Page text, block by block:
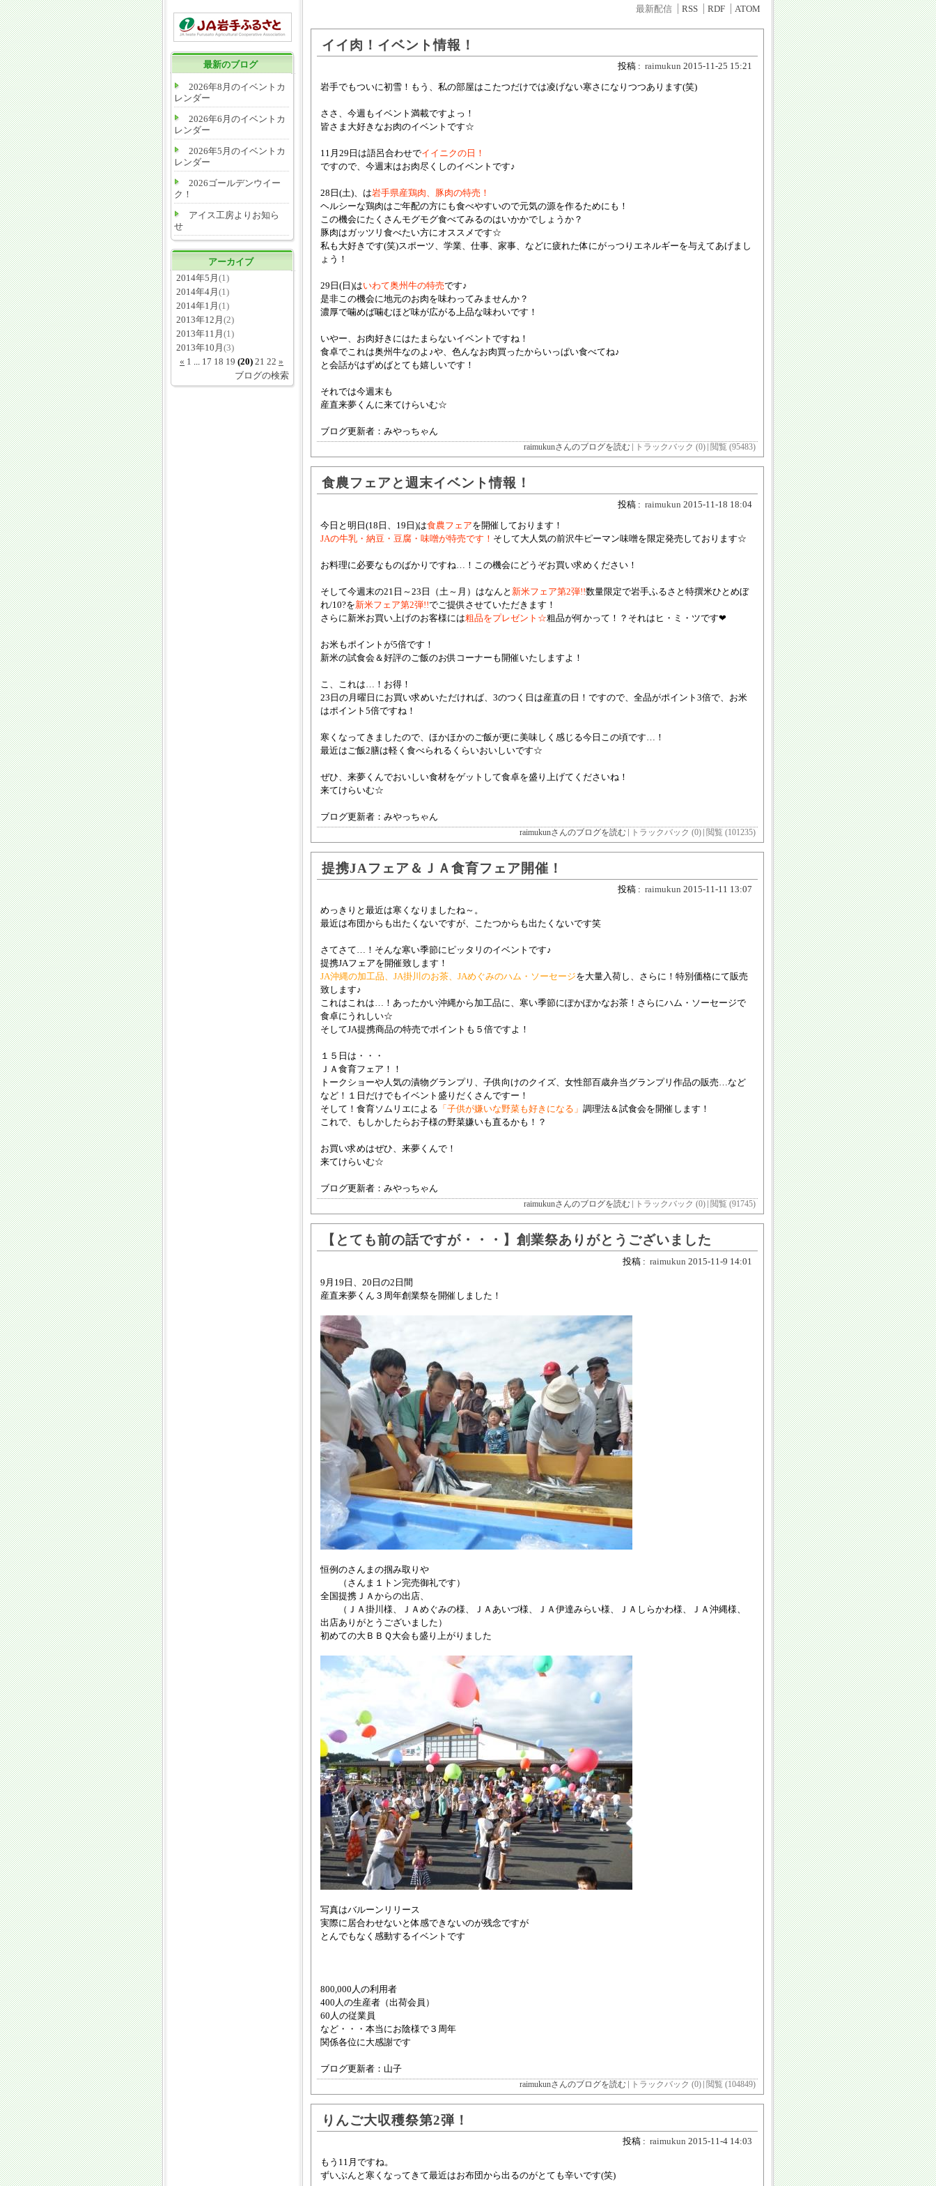
最新のブログ
2026年8月のイベントカ
レンダー
2026年6月のイベントカ
レンダー
2026年5月のイベントカ
レンダー
2026ゴールデンウイー
ク！
アイス工房よりお知ら
せ
アーカイブ
2014年5月 (1)
2014年4月 (1)
2014年1月 (1)
2013年12月 (2)
2013年11月 (1)
2013年10月 (3)
« 1 ... 17 18 19 (20) 21 22 »
ブログの検索
最新配信 RSS RDF ATOM
イイ肉！イベント情報！
投稿 : raimukun 2015-11-25 15:21
岩手でもついに初雪！もう、私の部屋はこたつだけでは凌げない寒さになりつつあります(笑)
ささ、今週もイベント満載ですよっ！
皆さま大好きなお肉のイベントです☆
11月29日は語呂合わせでイイニクの日！
ですので、今週末はお肉尽くしのイベントです♪
28日(土)、は岩手県産鶏肉、豚肉の特売！
ヘルシーな鶏肉はご年配の方にも食べやすいので元気の源を作るためにも！
この機会にたくさんモグモグ食べてみるのはいかかでしょうか？
豚肉はガッツリ食べたい方にオススメです☆
私も大好きです(笑)スポーツ、学業、仕事、家事、などに疲れた体にがっつりエネルギーを与えてあげまし
ょう！
29日(日)はいわて奥州牛の特売です♪
是非この機会に地元のお肉を味わってみませんか？
濃厚で噛めば噛むほど味が広がる上品な味わいです！
いやー、お肉好きにはたまらないイベントですね！
食卓でこれは奥州牛なのよ♪や、色んなお肉買ったからいっぱい食べてね♪
と会話がはずめばとても嬉しいです！
それでは今週末も
産直来夢くんに来てけらいむ☆
ブログ更新者：みやっちゃん
raimukunさんのブログを読む トラックバック (0) 閲覧 (95483)
食農フェアと週末イベント情報！
投稿 : raimukun 2015-11-18 18:04
今日と明日(18日、19日)は食農フェアを開催しております！
JAの牛乳・納豆・豆腐・味噌が特売です！ そして大人気の前沢牛ピーマン味噌を限定発売しております☆
お料理に必要なものばかりですね…！この機会にどうぞお買い求めください！
そして今週末の21日～23日（土～月）はなんと 新米フェア第2弾!!数量限定で岩手ふるさと特撰米ひとめぼ
れ/10?を新米フェア第2弾!!でご提供させていただきます！
さらに新米お買い上げのお客様には粗品をプレゼント☆粗品が何かって！？それはヒ・ミ・ツです❤
お米もポイントが5倍です！
新米の試食会＆好評のご飯のお供コーナーも開催いたしますよ！
こ、これは…！お得！
23日の月曜日にお買い求めいただければ、3のつく日は産直の日！ですので、全品がポイント3倍で、お米
はポイント5倍ですね！
寒くなってきましたので、ほかほかのご飯が更に美味しく感じる今日この頃です…！
最近はご飯2膳は軽く食べられるくらいおいしいです☆
ぜひ、来夢くんでおいしい食材をゲットして食卓を盛り上げてくださいね！
来てけらいむ☆
ブログ更新者：みやっちゃん
raimukunさんのブログを読む トラックバック (0) 閲覧 (101235)
提携JAフェア＆ＪＡ食育フェア開催！
投稿 : raimukun 2015-11-11 13:07
めっきりと最近は寒くなりましたね～。
最近は布団からも出たくないですが、こたつからも出たくないです笑
さてさて…！そんな寒い季節にピッタリのイベントです♪
提携JAフェアを開催致します！
JA沖縄の加工品、JA掛川のお茶、JAめぐみのハム・ソーセージを大量入荷し、さらに！特別価格にて販売
致します♪
これはこれは…！あったかい沖縄から加工品に、寒い季節にぽかぽかなお茶！さらにハム・ソーセージで
食卓にうれしい☆
そしてJA提携商品の特売でポイントも５倍ですよ！
１５日は・・・
ＪＡ食育フェア！！
トークショーや人気の漬物グランプリ、子供向けのクイズ、女性部百歳弁当グランプリ作品の販売…など
など！１日だけでもイベント盛りだくさんですー！
そして！食育ソムリエによる 「子供が嫌いな野菜も好きになる」 調理法＆試食会を開催します！
これで、もしかしたらお子様の野菜嫌いも直るかも！？
お買い求めはぜひ、来夢くんで！
来てけらいむ☆
ブログ更新者：みやっちゃん
raimukunさんのブログを読む トラックバック (0) 閲覧 (91745)
【とても前の話ですが・・・】創業祭ありがとうございました
投稿 : raimukun 2015-11-9 14:01
9月19日、20日の2日間
産直来夢くん３周年創業祭を開催しました！
恒例のさんまの掴み取りや
（さんま１トン完売御礼です）
全国提携ＪＡからの出店、
（ＪＡ掛川様、ＪＡめぐみの様、ＪＡあいづ様、ＪＡ伊達みらい様、ＪＡしらかわ様、ＪＡ沖縄様、
出店ありがとうございました）
初めての大ＢＢＱ大会も盛り上がりました
写真はバルーンリリース
実際に居合わせないと体感できないのが残念ですが
とんでもなく感動するイベントです
800,000人の利用者
400人の生産者（出荷会員）
60人の従業員
など・・・本当にお陰様で３周年
関係各位に大感謝です
ブログ更新者：山子
raimukunさんのブログを読む トラックバック (0) 閲覧 (104849)
りんご大収穫祭第2弾！
投稿 : raimukun 2015-11-4 14:03
もう11月ですね。
ずいぶんと寒くなってきて最近はお布団から出るのがとても辛いです(笑)